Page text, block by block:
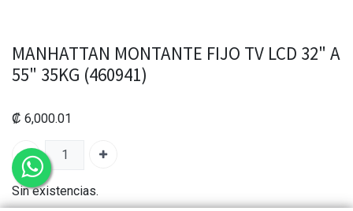
MANHATTAN MONTANTE FIJO TV LCD 32" A
55" 35KG (460941)
₡ 6,000.01
Sin existencias.